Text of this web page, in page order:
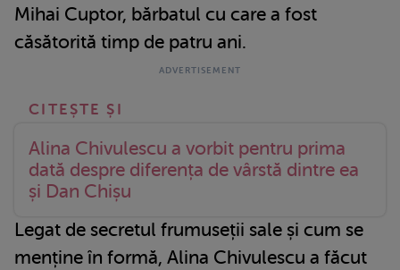
Mihai Cuptor, bărbatul cu care a fost
căsătorită timp de patru ani.
Alina Chivulescu a vorbit pentru prima
dată despre diferența de vârstă dintre ea
și Dan Chișu
Legat de secretul frumuseții sale și cum se
menține în formă, Alina Chivulescu a făcut